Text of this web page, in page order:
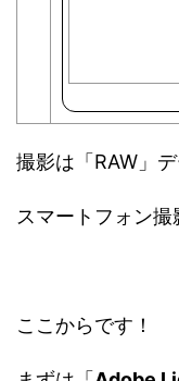
撮影は「RAW」デ
スマートフォン撮
ここからです！